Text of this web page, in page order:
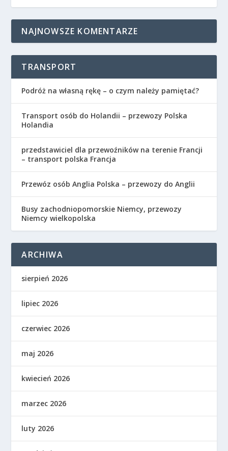
NAJNOWSZE KOMENTARZE
TRANSPORT
Podróż na własną rękę – o czym należy pamiętać?
Transport osób do Holandii – przewozy Polska
Holandia
przedstawiciel dla przewoźników na terenie Francji
– transport polska Francja
Przewóz osób Anglia Polska – przewozy do Anglii
Busy zachodniopomorskie Niemcy, przewozy
Niemcy wielkopolska
ARCHIWA
sierpień 2026
lipiec 2026
czerwiec 2026
maj 2026
kwiecień 2026
marzec 2026
luty 2026